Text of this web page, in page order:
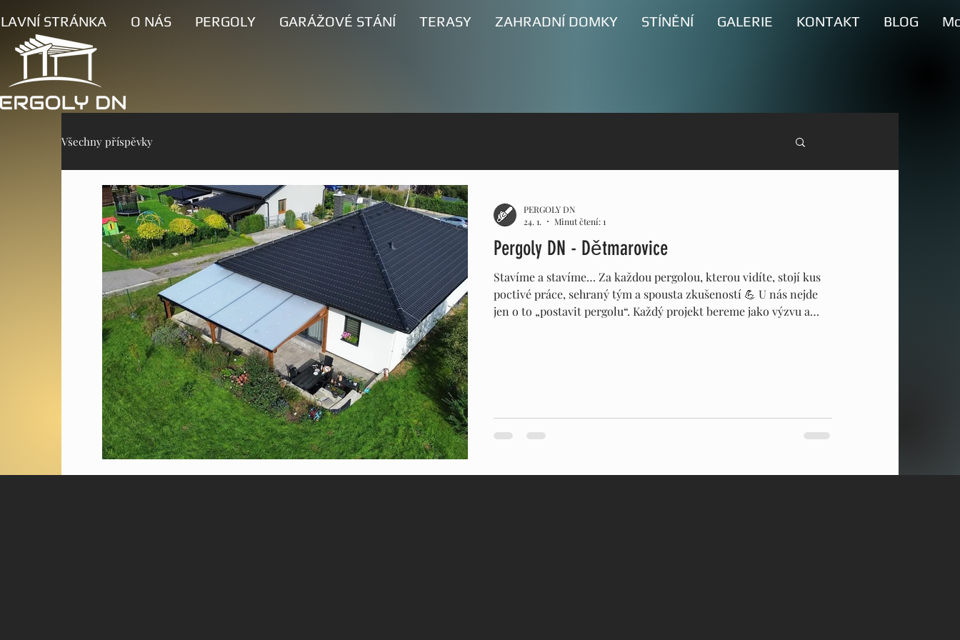
STRÁNKA O NÁS PERGOLY GARÁŽOVÉ STÁNÍ TERASY ZAHRADNÍ DOMKY STÍNĚNÍ GALERIE KONTAKT BLOG
Všechny příspěvky
Pergoly DN - Dětmarovice
Stavíme a stavíme… Za každou pergolou, kterou vidíte, stojí kus
poctivé práce, sehraný tým a spousta zkušeností 💪 U nás nejde
jen o to „postavit pergolu“. Každý projekt bereme jako výzvu a
PERGOLY DN
24. 1.
Minut čtení: 1